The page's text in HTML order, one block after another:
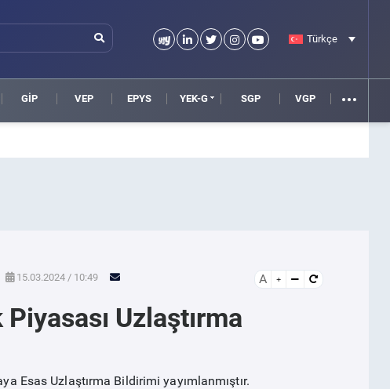
Türkçe
GİP VEP EPYS YEK-G SGP VGP
15.03.2024 / 10:49 A
Uzlaştırma
Esas Uzlaştırma Bildirimi yayımlanmıştır.